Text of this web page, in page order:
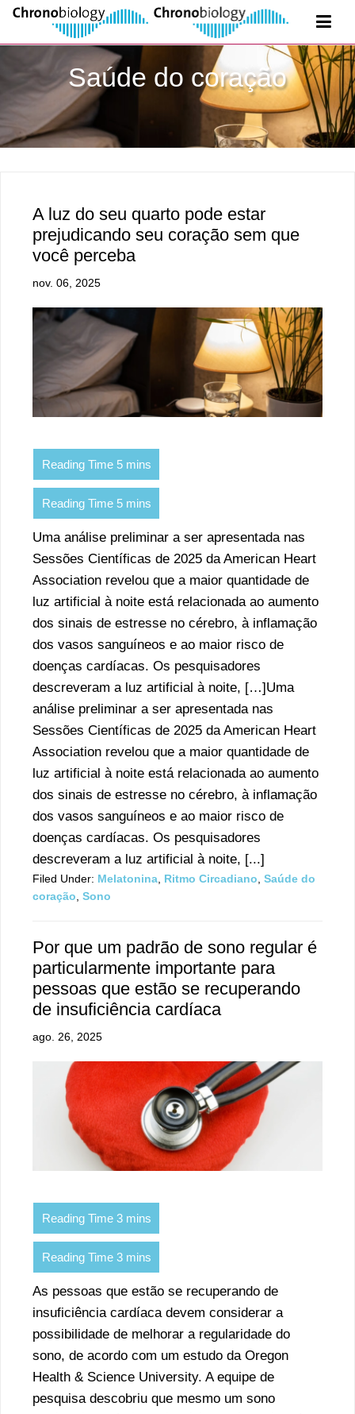
Saúde do coração
A luz do seu quarto pode estar
prejudicando seu coração sem que
você perceba
nov. 06, 2025
Uma análise preliminar a ser apresentada nas
Sessões Científicas de 2025 da American Heart
Association revelou que a maior quantidade de
luz artificial à noite está relacionada ao aumento
dos sinais de estresse no cérebro, à inflamação
dos vasos sanguíneos e ao maior risco de
doenças cardíacas. Os pesquisadores
descreveram a luz artificial à noite, […]Uma
análise preliminar a ser apresentada nas
Sessões Científicas de 2025 da American Heart
Association revelou que a maior quantidade de
luz artificial à noite está relacionada ao aumento
dos sinais de estresse no cérebro, à inflamação
dos vasos sanguíneos e ao maior risco de
doenças cardíacas. Os pesquisadores
descreveram a luz artificial à noite, [...]
Filed Under: Melatonina Ritmo Circadiano Saúde do
coração Sono
Por que um padrão de sono regular é
particularmente importante para
pessoas que estão se recuperando
de insuficiência cardíaca
ago. 26, 2025
As pessoas que estão se recuperando de
insuficiência cardíaca devem considerar a
possibilidade de melhorar a regularidade do
sono, de acordo com um estudo da Oregon
Health & Science University. A equipe de
pesquisa descobriu que mesmo um sono